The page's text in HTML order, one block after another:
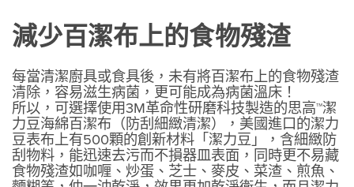
減少百潔布上的食物殘渣
每當清潔廚具或食具後，未有將百潔布上的食物殘渣
清除，容易滋生病菌，更可能成為病菌溫床！
所以，可選擇使用3M革命性研磨科技製造的思高™潔
力豆海綿百潔布（防刮細緻清潔），美國進口的潔力
豆表布上有500顆的創新材料「潔力豆」，含細緻防
刮物料，能迅速去污而不損器皿表面，同時更不易藏
食物殘渣如咖喱、炒蛋、芝士、麥皮、菜渣、煎魚、